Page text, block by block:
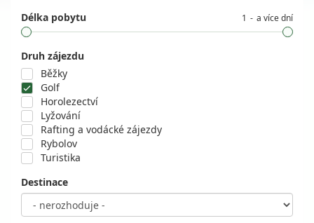
Délka pobytu
1 a více dní
Druh zájezdu
Běžky
Golf
Horolezectví
Lyžování
Rafting a vodácké zájezdy
Rybolov
Turistika
Destinace